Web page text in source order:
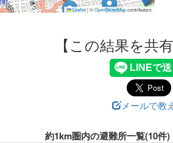
Leaflet|©OpenStreetMapcontributors
【この結果を共
メールで教
約1km圏内の避難所一覧(10件)